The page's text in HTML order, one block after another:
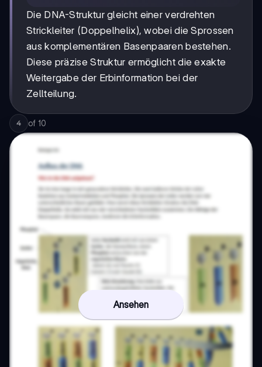
Die DNA-Struktur gleicht einer verdrehten
Strickleiter (Doppelhelix), wobei die Sprossen
aus komplementären Basenpaaren bestehen.
Diese präzise Struktur ermöglicht die exakte
Weitergabe der Erbinformation bei der
Zellteilung.
4 of 10
Ansehen